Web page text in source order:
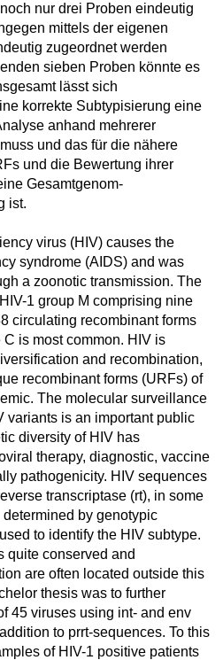
nur drei Proben eindeutig
mittels der eigenen
zugeordnet werden
sieben Proben könnte es
lässt sich
korrekte Subtypisierung eine
anhand mehrerer
und das für die nähere
und die Bewertung ihrer
Gesamtgenom-
ist.
virus (HIV) causes the
syndrome (AIDS) and was
a zoonotic transmission. The
1 group M comprising nine
circulating recombinant forms
is most common. HIV is
and recombination,
recombinant forms (URFs) of
The molecular surveillance
variants is an important public
diversity of HIV has
therapy, diagnostic, vaccine
pathogenicity. HIV sequences
transcriptase (rt), in some
by genotypic
to identify the HIV subtype.
quite conserved and
are often located outside this
thesis was to further
45 viruses using int- and env
to prrt-sequences. To this
of HIV-1 positive patients